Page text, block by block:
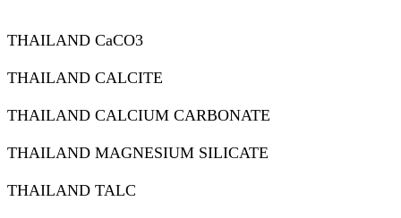
THAILAND CaCO3
THAILAND CALCITE
THAILAND CALCIUM CARBONATE
THAILAND MAGNESIUM SILICATE
THAILAND TALC